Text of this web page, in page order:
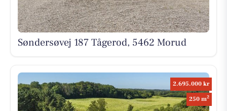
Søndersøvej 187 Tågerod, 5462 Morud
2.695.000 kr
250 m2